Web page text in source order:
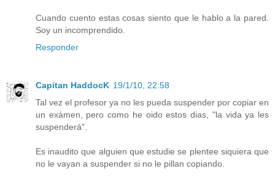
Cuando cuento estas cosas siento que le hablo a la pared.
Soy un incomprendido.
Responder
Capitan HaddocK 19/1/10, 22:58
Tal vez el profesor ya no les pueda suspender por copiar en
un exámen, pero como he oido estos dias, "la vida ya les
suspenderá".
Es inaudito que alguien que estudie se plentee siquiera que
no le vayan a suspender si no le pillan copiando.